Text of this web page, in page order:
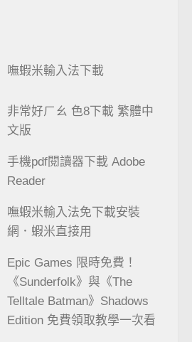
嘸蝦米輸入法下載
非常好ㄏㄠ 色8下載 繁體中
文版
手機pdf閱讀器下載 Adobe
Reader
嘸蝦米輸入法免下載安裝
網．蝦米直接用
Epic Games 限時免費！
《Sunderfolk》與《The
Telltale Batman》Shadows
Edition 免費領取教學一次看